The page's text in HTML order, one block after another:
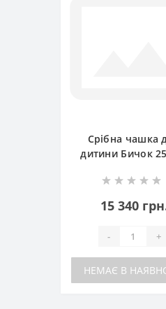
Срібна чашка
дитини Бичок
15 340
- +
НЕМАЄ В